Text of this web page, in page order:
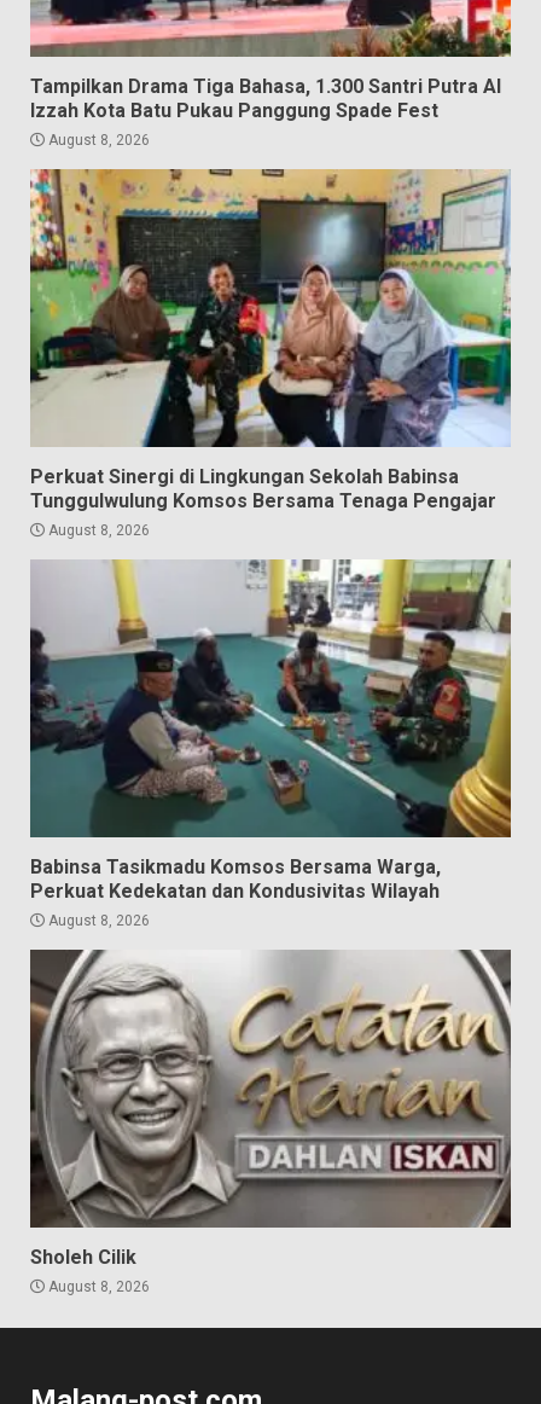
Tampilkan Drama Tiga Bahasa, 1.300 Santri Putra Al
Izzah Kota Batu Pukau Panggung Spade Fest
August 8, 2026
Perkuat Sinergi di Lingkungan Sekolah Babinsa
Tunggulwulung Komsos Bersama Tenaga Pengajar
August 8, 2026
Babinsa Tasikmadu Komsos Bersama Warga,
Perkuat Kedekatan dan Kondusivitas Wilayah
August 8, 2026
Sholeh Cilik
August 8, 2026